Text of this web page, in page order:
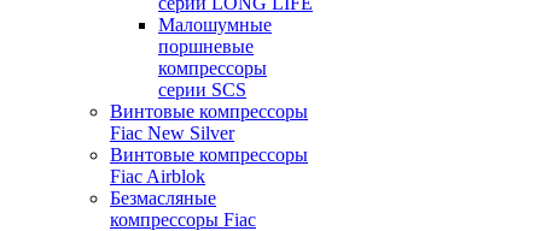
Малошумные
поршневые
компрессоры
серии SCS
Винтовые компрессоры
Fiac New Silver
Винтовые компрессоры
Fiac Airblok
Безмасляные
компрессоры Fiac